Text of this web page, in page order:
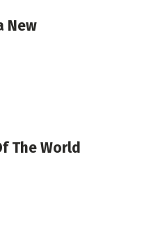
New
The World